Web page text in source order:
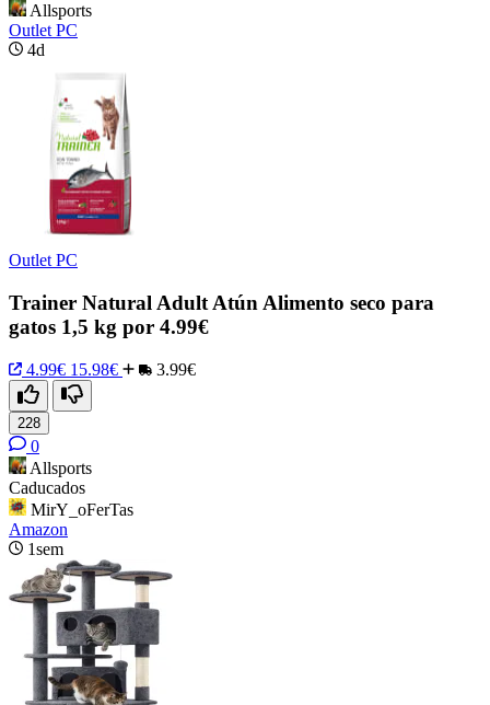
Allsports
Outlet PC
4d
Outlet PC
Trainer Natural Adult Atún Alimento seco para
gatos 1,5 kg por 4.99€
4.99€ 15.98€ 3.99€
228
0
Allsports
Caducados
MirY_oFerTas
Amazon
1sem